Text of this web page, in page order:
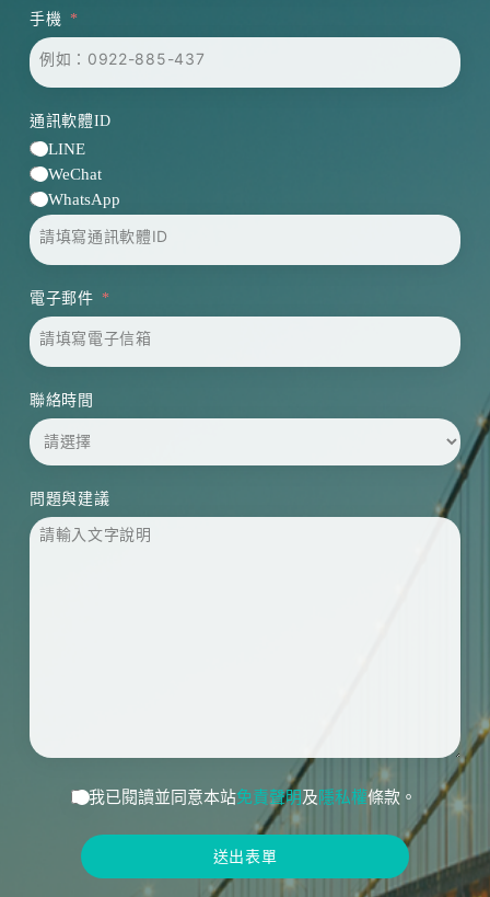
手機
通訊軟體ID
LINE
WeChat
WhatsApp
電子郵件
聯絡時間
問題與建議
我已閱讀並同意本站免責聲明 及隱私權條款。
送出表單